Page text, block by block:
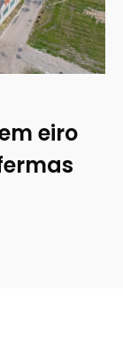
eiro